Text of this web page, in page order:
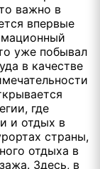
важно в
впервые
уже побывал
в качестве
где
и отдых в
страны,
отдыха в
Здесь, в